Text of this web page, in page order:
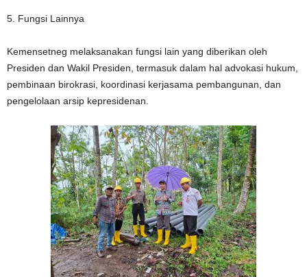
5. Fungsi Lainnya
Kemensetneg melaksanakan fungsi lain yang diberikan oleh
Presiden dan Wakil Presiden, termasuk dalam hal advokasi hukum,
pembinaan birokrasi, koordinasi kerjasama pembangunan, dan
pengelolaan arsip kepresidenan.